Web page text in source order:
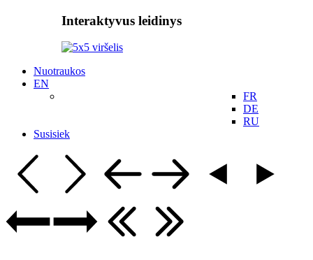
Interaktyvus leidinys
Nuotraukos
EN
FR
DE
RU
Susisiek